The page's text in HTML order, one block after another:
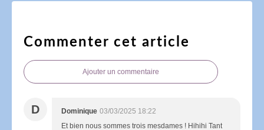
Commenter cet article
Ajouter un commentaire
D Dominique 03/03/2025 18:22
Et bien nous sommes trois mesdames ! Hihihi Tant